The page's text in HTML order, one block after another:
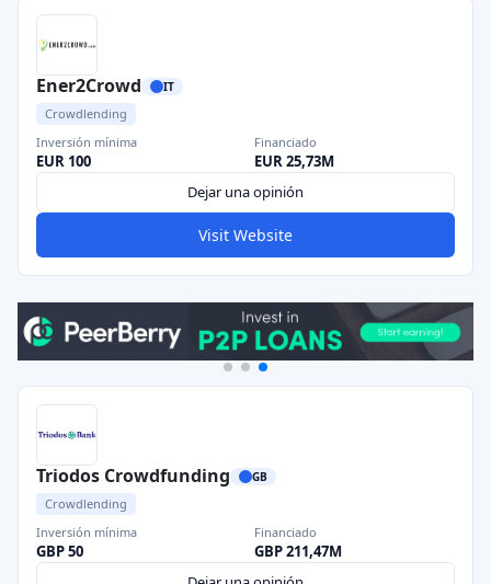
Ener2Crowd IT
Crowdlending
Inversión mínima
EUR 100
Financiado
EUR 25,73M
Dejar una opinión
Visit Website
Triodos Crowdfunding GB
Crowdlending
Inversión mínima
GBP 50
Financiado
GBP 211,47M